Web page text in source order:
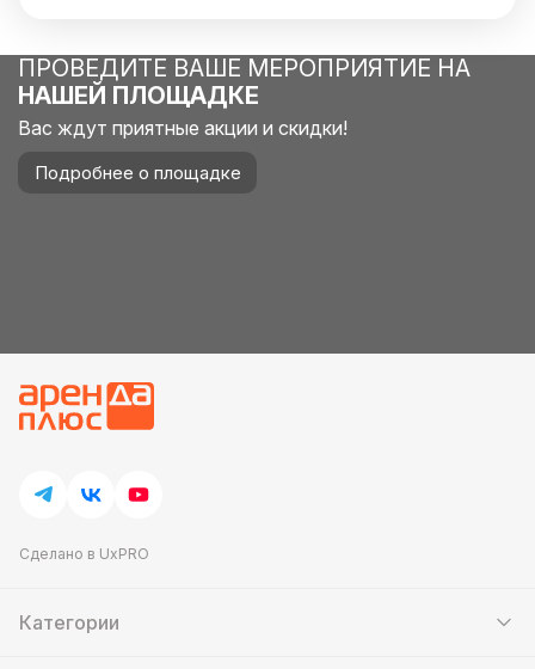
ПРОВЕДИТЕ ВАШЕ МЕРОПРИЯТИЕ НА
НАШЕЙ ПЛОЩАДКЕ
Вас ждут приятные акции и скидки!
Подробнее о площадке
Сделано в UxPRO
Категории